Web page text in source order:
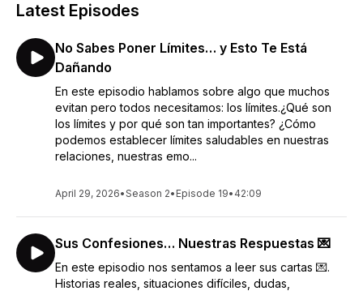
Latest Episodes
No Sabes Poner Límites… y Esto Te Está
Dañando
En este episodio hablamos sobre algo que muchos
evitan pero todos necesitamos: los límites.¿Qué son
los límites y por qué son tan importantes? ¿Cómo
podemos establecer límites saludables en nuestras
relaciones, nuestras emo...
April 29, 2026•Season 2• Episode 19• 42:09
Sus Confesiones… Nuestras Respuestas 💌
En este episodio nos sentamos a leer sus cartas 💌.
Historias reales, situaciones difíciles, dudas,